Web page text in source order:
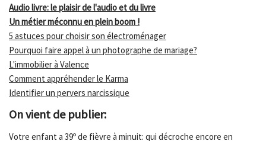
Audio livre: le plaisir de l'audio et du livre
Un métier méconnu en plein boom !
5 astuces pour choisir son électroménager
Pourquoi faire appel à un photographe de mariage?
L'immobilier à Valence
Comment appréhender le Karma
Identifier un pervers narcissique
On vient de publier:
Votre enfant a 39º de fièvre à minuit: qui décroche encore en